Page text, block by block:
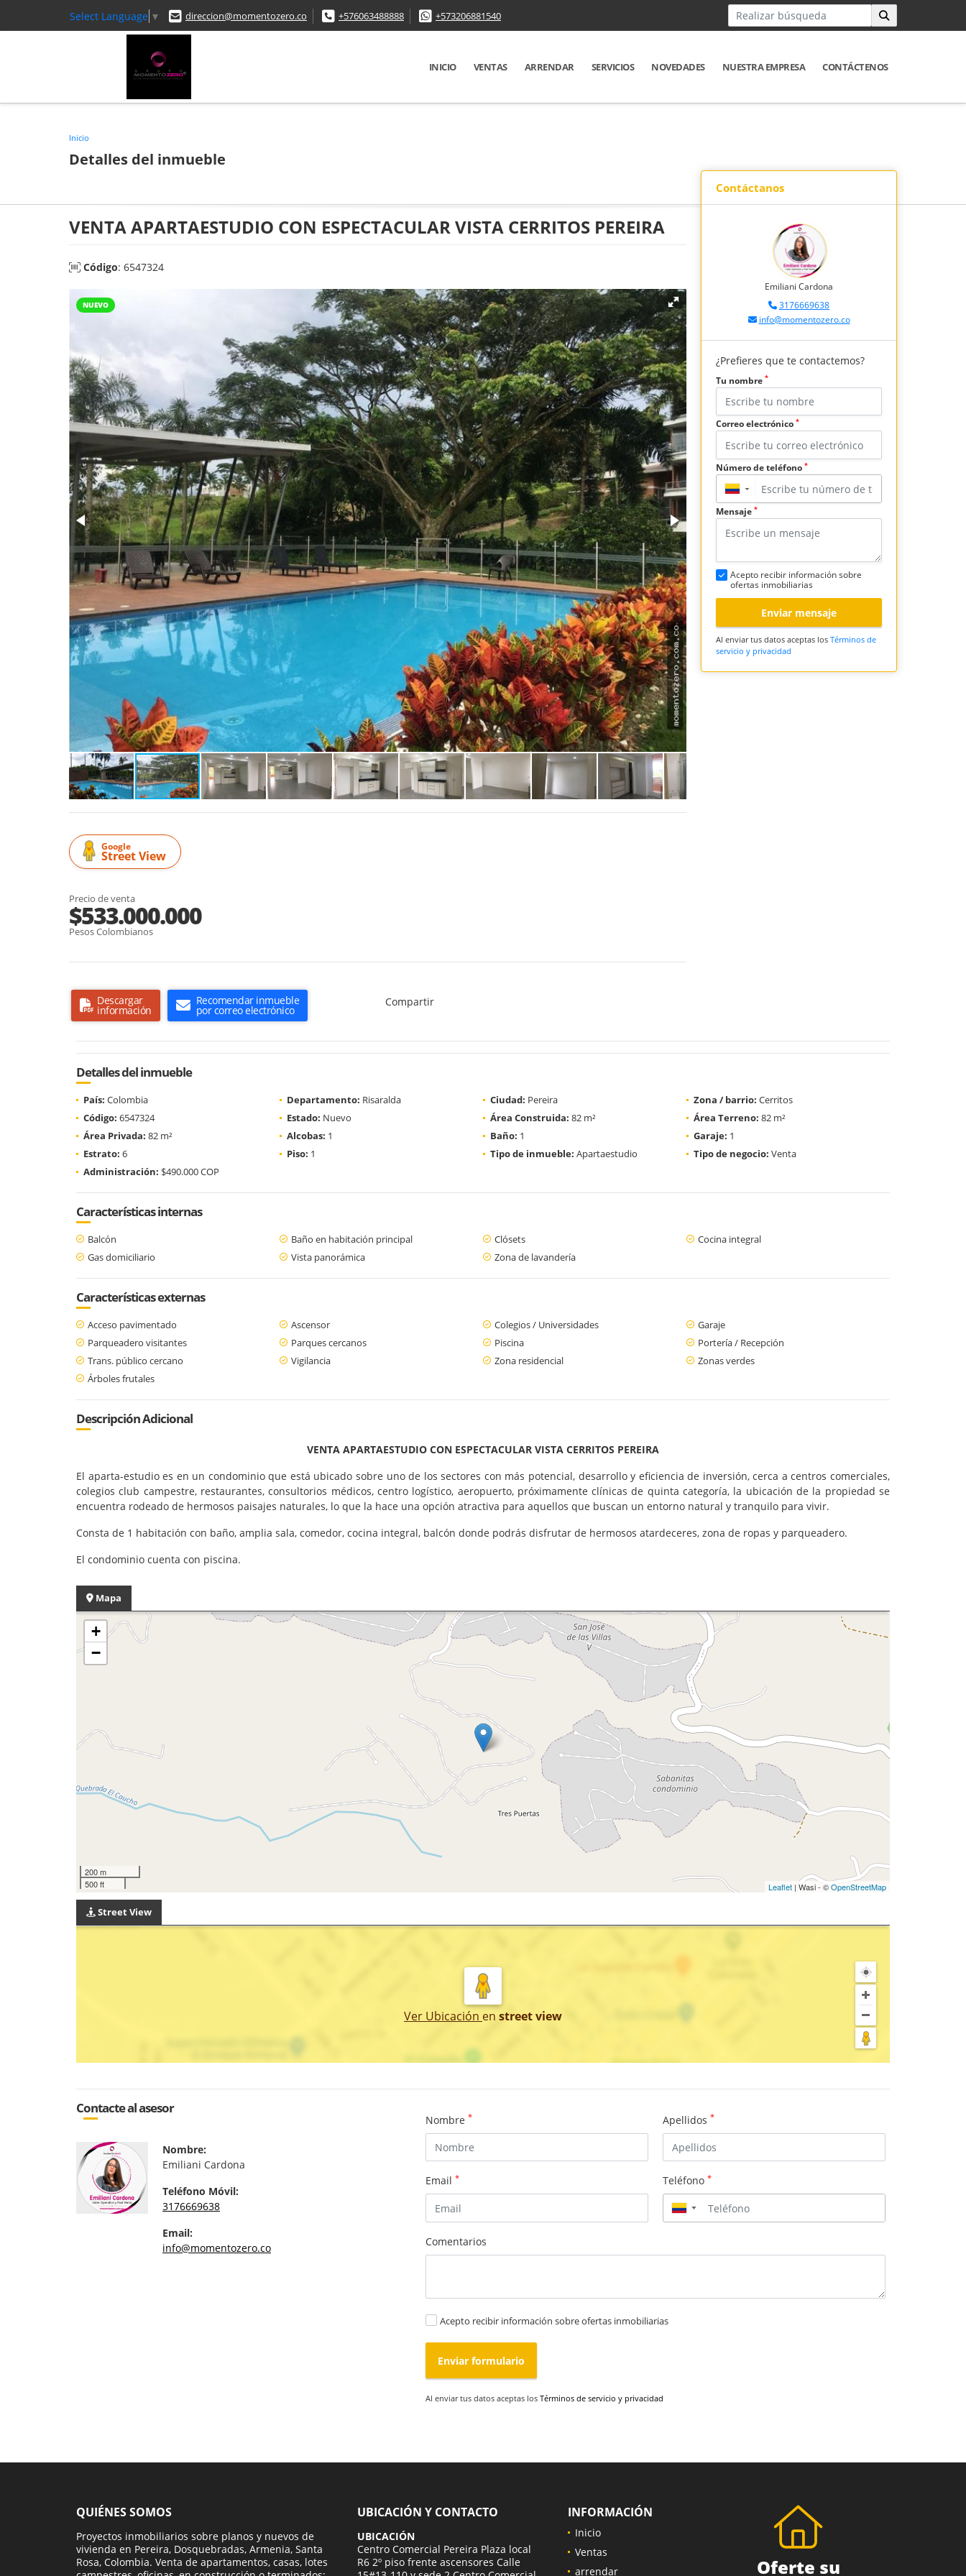
Select Language ▼ direccion@momentozero.co +576063488888 +573206881540
INICIO VENTAS ARRENDAR SERVICIOS NOVEDADES NUESTRA EMPRESA CONTÁCTENOS
Inicio
Detalles del inmueble
VENTA APARTAESTUDIO CON ESPECTACULAR VISTA CERRITOS PEREIRA
Código: 6547324
NUEVO
Google
Street View
Precio de venta
$533.000.000
Pesos Colombianos
Descargar
información
Recomendar inmueble
por correo electrónico
Compartir
Contáctanos
Emiliani Cardona
3176669638
info@momentozero.co
¿Prefieres que te contactemos?
Tu nombre *
Correo electrónico *
Número de teléfono *
▼
Mensaje *
Acepto recibir información sobre
ofertas inmobiliarias
Enviar mensaje
Al enviar tus datos aceptas los Términos de
servicio y privacidad
Detalles del inmueble
País: Colombia Departamento: Risaralda Ciudad: Pereira Zona / barrio: Cerritos
Código: 6547324 Estado: Nuevo Área Construida: 82 m² Área Terreno: 82 m²
Área Privada: 82 m² Alcobas: 1 Baño: 1 Garaje: 1
Estrato: 6 Piso: 1 Tipo de inmueble: Apartaestudio Tipo de negocio: Venta
Administración: $490.000 COP
Características internas
Balcón Baño en habitación principal Clósets
Cocina integral
Gas domiciliario
Vista panorámica Zona de lavandería
Características externas
Acceso pavimentado Ascensor Colegios / Universidades
Garaje
Parqueadero visitantes
Parques cercanos Piscina
Portería / Recepción
Trans. público cercano
Vigilancia Zona residencial
Zonas verdes
Árboles frutales
Descripción Adicional
VENTA APARTAESTUDIO CON ESPECTACULAR VISTA CERRITOS PEREIRA
El aparta-estudio es en un condominio que está ubicado sobre uno de los sectores con más potencial, desarrollo y eficiencia de inversión, cerca a centros comerciales,
colegios club campestre, restaurantes, consultorios médicos, centro logístico, aeropuerto, próximamente clínicas de quinta categoría, la ubicación de la propiedad se
encuentra rodeado de hermosos paisajes naturales, lo que la hace una opción atractiva para aquellos que buscan un entorno natural y tranquilo para vivir.
Consta de 1 habitación con baño, amplia sala, comedor, cocina integral, balcón donde podrás disfrutar de hermosos atardeceres, zona de ropas y parqueadero.
El condominio cuenta con piscina.
Mapa
+
−
200 m
500 ft
Leaflet | Wasi - ©OpenStreetMap
Street View
Ver Ubicación en street view
Contacte al asesor
Nombre:
Emiliani Cardona
Teléfono Móvil:
3176669638
Email:
info@momentozero.co
Nombre * Apellidos *
Email * Teléfono *
▼
Comentarios
Acepto recibir información sobre ofertas inmobiliarias
Enviar formulario
Al enviar tus datos aceptas los Términos de servicio y privacidad
QUIÉNES SOMOS
Proyectos inmobiliarios sobre planos y nuevos de
vivienda en Pereira, Dosquebradas, Armenia, Santa
Rosa, Colombia. Venta de apartamentos, casas, lotes
UBICACIÓN Y CONTACTO
UBICACIÓN
Centro Comercial Pereira Plaza local
R6 2º piso frente ascensores Calle
INFORMACIÓN
Inicio
Ventas
arrendar
Oferte su